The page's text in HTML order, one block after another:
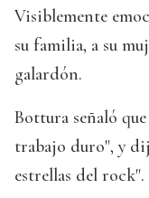
Visiblemente
su familia, a su
galardón.
Bottura señaló
trabajo duro", y
estrellas del rock".